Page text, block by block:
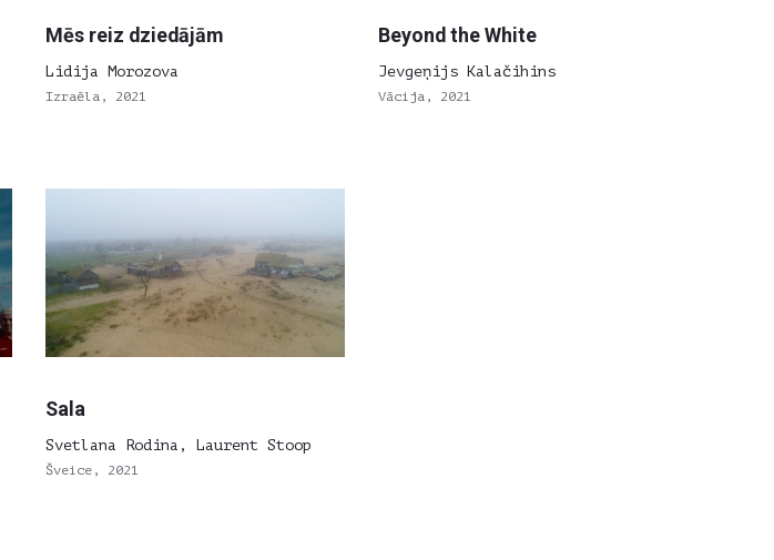
Mēs reiz dziedājām
Lidija Morozova
Izraēla, 2021
Beyond the White
Jevgeņijs Kalačihins
Vācija, 2021
Sala
Svetlana Rodina, Laurent Stoop
Šveice, 2021